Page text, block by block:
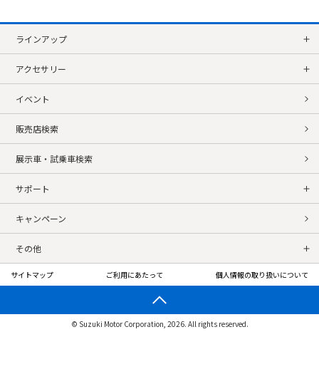
ラインアップ
アクセサリー
イベント
販売店検索
展示車・試乗車検索
サポート
キャンペーン
その他
サイトマップ ご利用にあたって 個人情報の取り扱いについて
© Suzuki Motor Corporation, 2026. All rights reserved.